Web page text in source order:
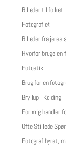
Billeder til folket
Fotografiet
Billeder fra jeres
Hvorfor bruge en
Fotoetik
Brug for en
Bryllup i Kolding
For mig handler
Ofte Stillede
Fotograf hyret,